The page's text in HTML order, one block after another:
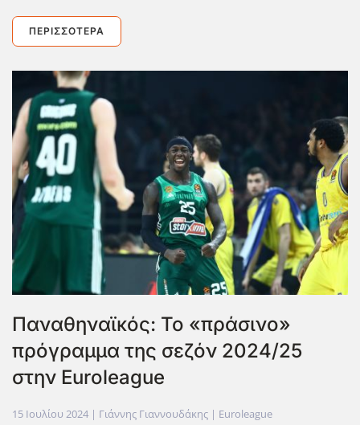
ΠΕΡΙΣΣΌΤΕΡΑ
Παναθηναϊκός: Το «πράσινο»
πρόγραμμα της σεζόν 2024/25
στην Euroleague
15 Ιουλίου 2024 | Γιάννης Γιαννουδάκης | Euroleague